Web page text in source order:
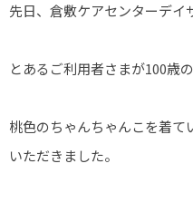
先日、倉敷ケアセンターデイ
とあるご利用者さまが100歳
桃色のちゃんちゃんこを着て
いただきました。